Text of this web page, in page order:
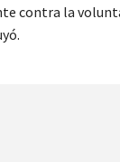
contra la